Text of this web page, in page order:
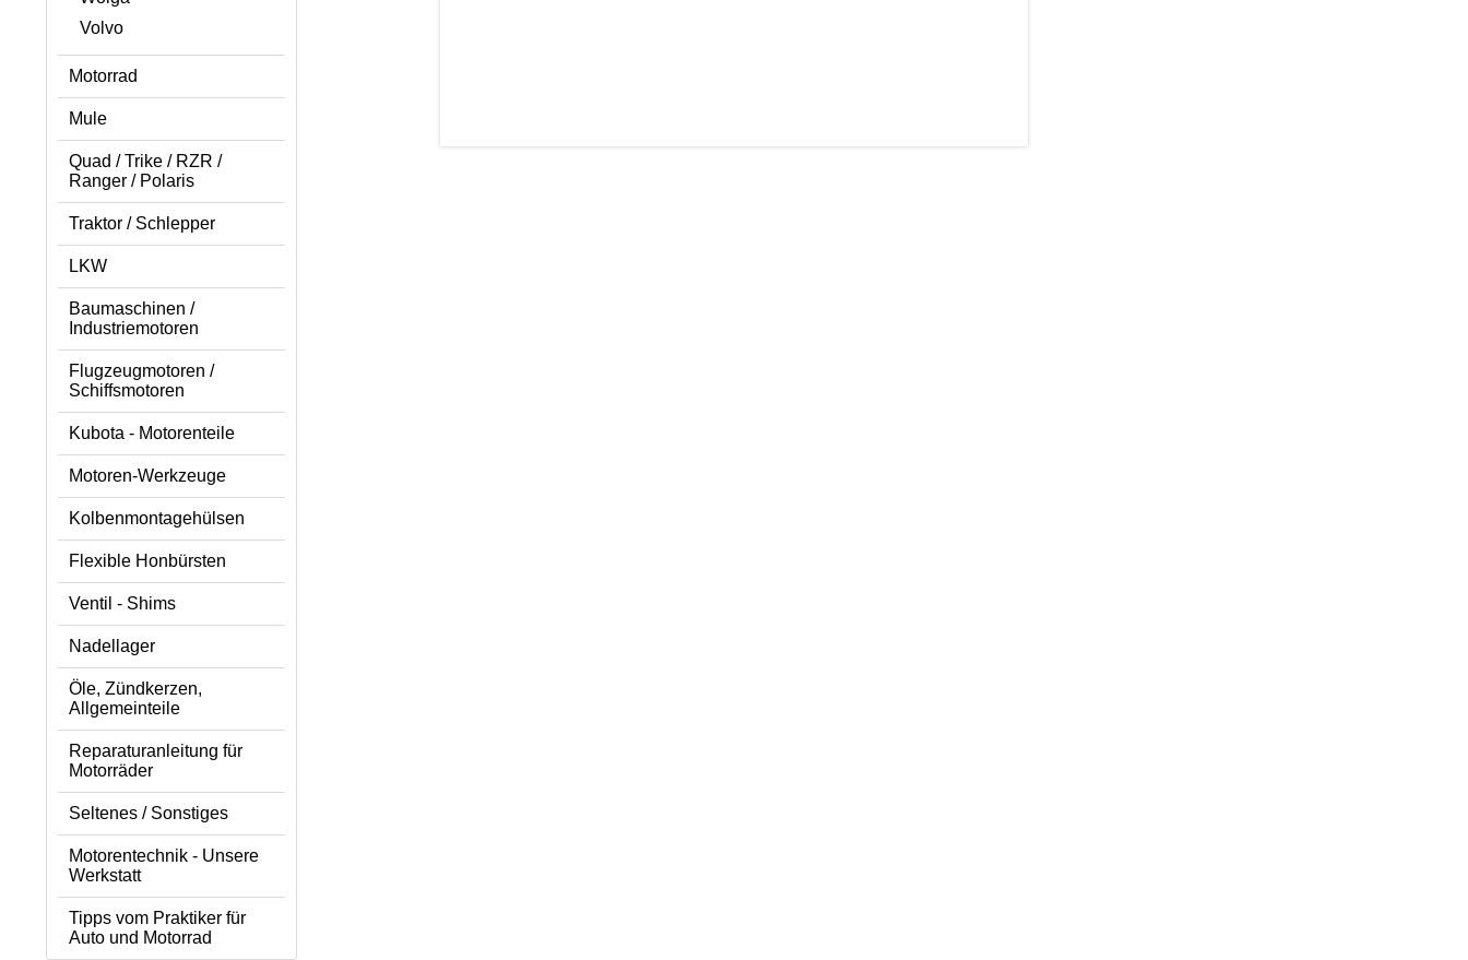
Volvo
Motorrad
Mule
Quad / Trike / RZR /
Ranger / Polaris
Traktor / Schlepper
LKW
Baumaschinen /
Industriemotoren
Flugzeugmotoren /
Schiffsmotoren
Kubota - Motorenteile
Motoren-Werkzeuge
Kolbenmontagehülsen
Flexible Honbürsten
Ventil - Shims
Nadellager
Öle, Zündkerzen,
Allgemeinteile
Reparaturanleitung für
Motorräder
Seltenes / Sonstiges
Motorentechnik - Unsere
Werkstatt
Tipps vom Praktiker für
Auto und Motorrad